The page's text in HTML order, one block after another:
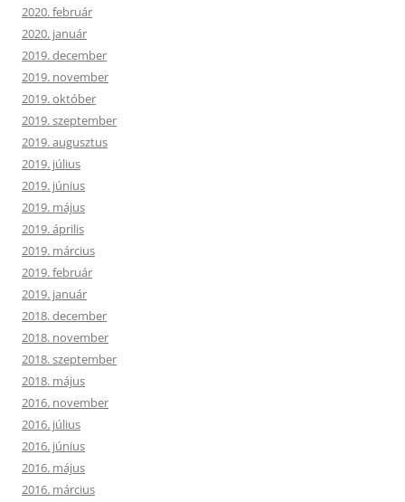
2020. február
2020. január
2019. december
2019. november
2019. október
2019. szeptember
2019. augusztus
2019. július
2019. június
2019. május
2019. április
2019. március
2019. február
2019. január
2018. december
2018. november
2018. szeptember
2018. május
2016. november
2016. július
2016. június
2016. május
2016. március